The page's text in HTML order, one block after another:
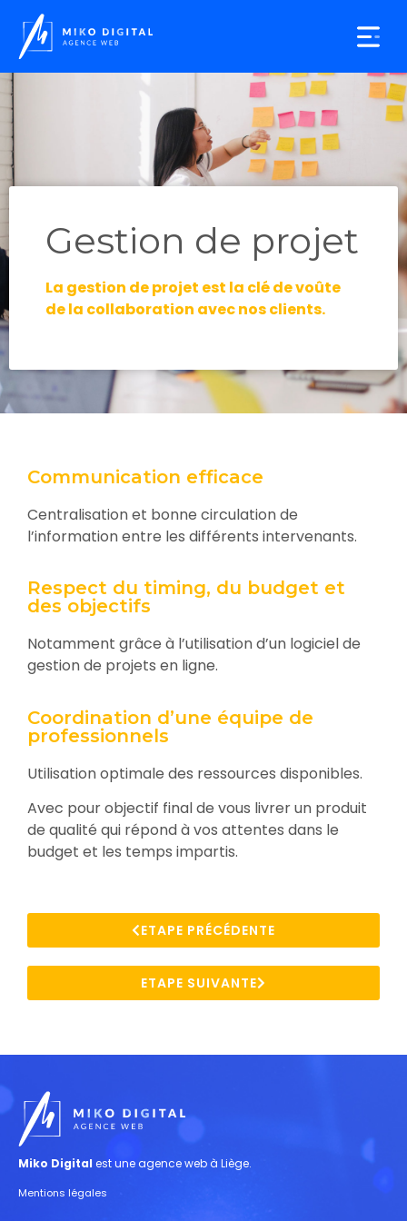
Gestion de projet
La gestion de projet est la clé de voûte
de la collaboration avec nos clients.
Communication efficace
Centralisation et bonne circulation de
l’information entre les différents intervenants.
Respect du timing, du budget et
des objectifs
Notamment grâce à l’utilisation d’un logiciel de
gestion de projets en ligne.
Coordination d’une équipe de
professionnels
Utilisation optimale des ressources disponibles.
Avec pour objectif final de vous livrer un produit
de qualité qui répond à vos attentes dans le
budget et les temps impartis.
ETAPE PRÉCÉDENTE
ETAPE SUIVANTE
Miko Digital est une agence web à Liège.
Mentions légales